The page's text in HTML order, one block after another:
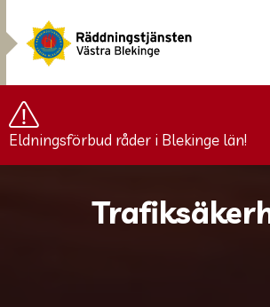
Eldningsförbud råder i Blekinge län!